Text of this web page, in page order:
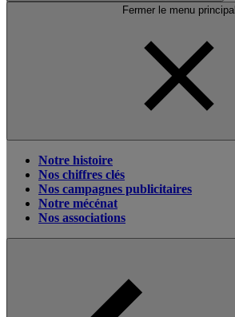
Fermer le menu principal
Notre histoire
Nos chiffres clés
Nos campagnes publicitaires
Notre mécénat
Nos associations